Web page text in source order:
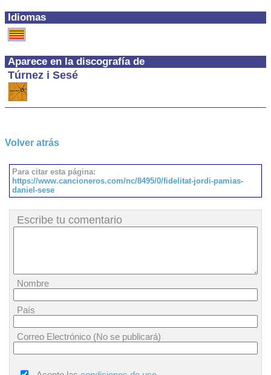
Idiomas
Aparece en la discografía de
Túrnez i Sesé
Volver atrás
Para citar esta página:
https://www.cancioneros.com/nc/8495/0/fidelitat-jordi-pamias-
daniel-sese
Escribe tu comentario
Nombre
País
Correo Electrónico (No se publicará)